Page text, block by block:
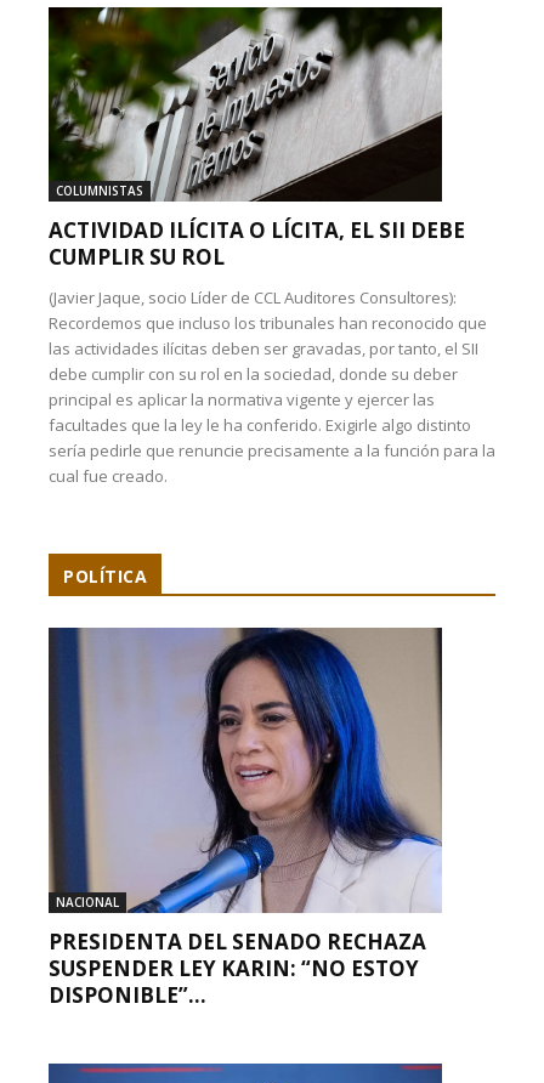
COLUMNISTAS
ACTIVIDAD ILÍCITA O LÍCITA, EL SII DEBE
CUMPLIR SU ROL
(Javier Jaque, socio Líder de CCL Auditores Consultores):
Recordemos que incluso los tribunales han reconocido que
las actividades ilícitas deben ser gravadas, por tanto, el SII
debe cumplir con su rol en la sociedad, donde su deber
principal es aplicar la normativa vigente y ejercer las
facultades que la ley le ha conferido. Exigirle algo distinto
sería pedirle que renuncie precisamente a la función para la
cual fue creado.
POLÍTICA
NACIONAL
PRESIDENTA DEL SENADO RECHAZA
SUSPENDER LEY KARIN: “NO ESTOY
DISPONIBLE”...